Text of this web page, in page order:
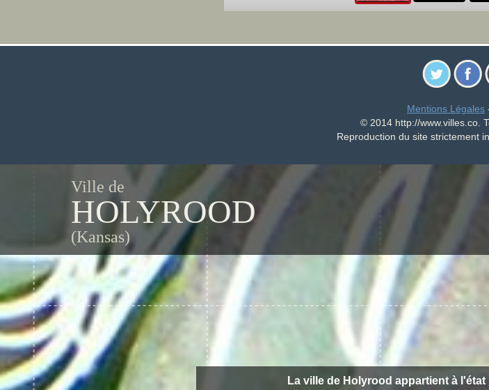
Mentions Légales
© 2014 http://www.villes.co.
Reproduction du site strictement
Ville de
HOLYROOD
(Kansas)
La ville de Holyrood appartient à l'état